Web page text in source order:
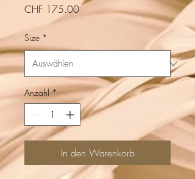
CHF 175.00Preis
Size *
Anzahl *
In den Warenkorb